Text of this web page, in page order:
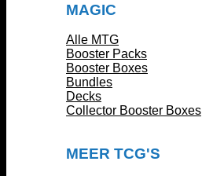
MAGIC
Alle MTG
Booster Packs
Booster Boxes
Bundles
Decks
Collector Booster Boxes
MEER TCG'S